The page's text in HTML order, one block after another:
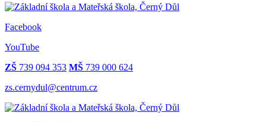
Facebook
YouTube
ZŠ 739 094 353 MŠ 739 000 624
zs.cernydul@centrum.cz